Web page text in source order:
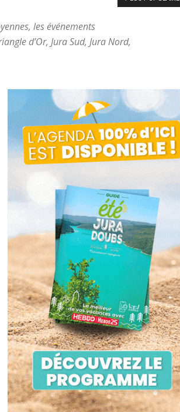
les événements
d’Or, Jura Sud, Jura Nord,